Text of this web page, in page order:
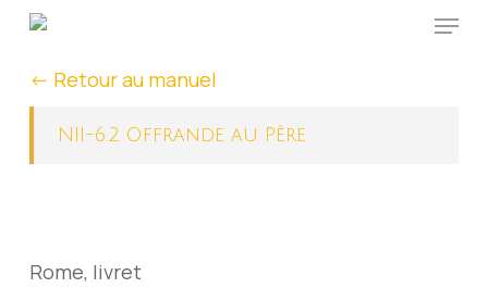
Skip
main
content
Menu
<- Retour au manuel
NII-6.2 Offrande au Père
Rome, livret